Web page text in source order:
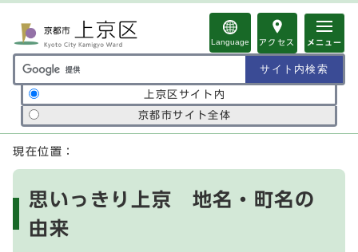
Language アクセス メニュー
サイト内検索の範囲
上京区サイト内
京都市サイト全体
ここから本文です
現在位置：
思いっきり上京 地名・町名の
由来